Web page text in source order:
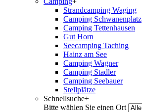
Strandcamping Waging
Camping Schwanenplatz
Camping Tettenhausen
Gut Horn
Seecamping Taching
Hainz am See
Camping Wagner
Camping Stadler
Camping Seebauer
Stellplätze
Schnellsuche+
Bitte wählen Sie einen Ort